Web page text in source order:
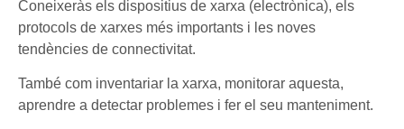
Coneixeràs els dispositius de xarxa (electrònica), els
protocols de xarxes més importants i les noves
tendències de connectivitat.
També com inventariar la xarxa, monitorar aquesta,
aprendre a detectar problemes i fer el seu manteniment.